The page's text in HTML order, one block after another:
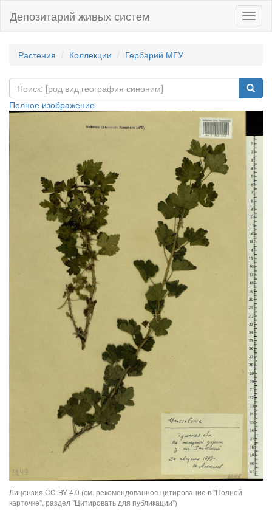
Депозитарий живых систем
Растения Коллекции Гербарий МГУ
Полное изображение
Лицензия CC-BY 4.0 (см. рекомендованное цитирование в "Полной
карточке", раздел "Цитировать для публикации")